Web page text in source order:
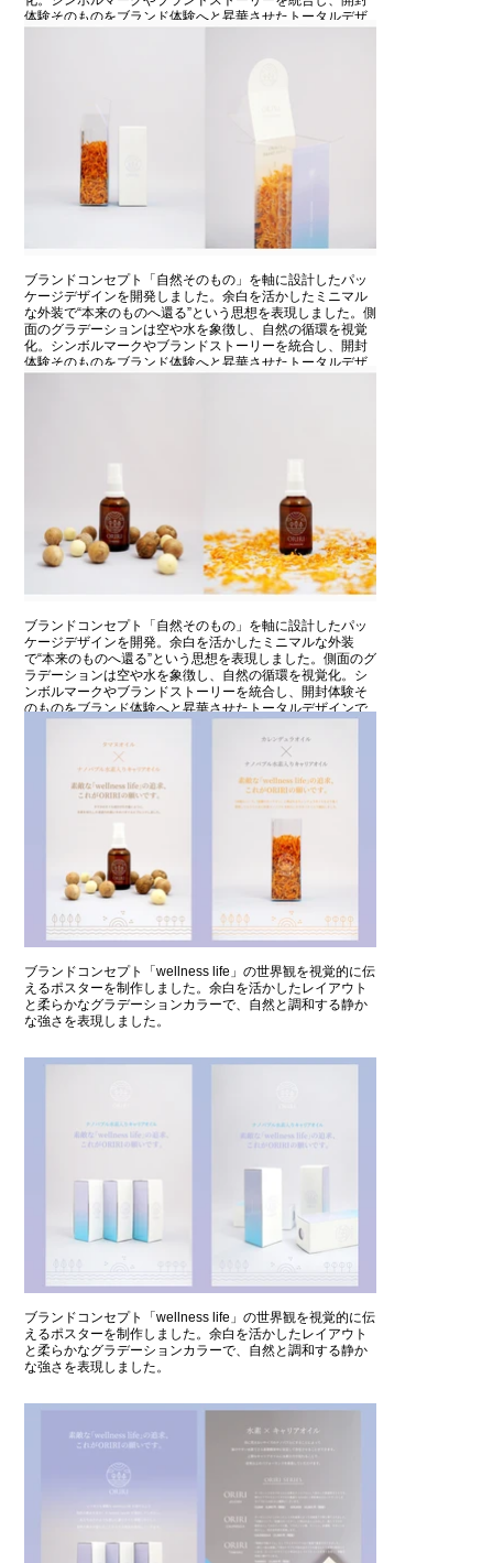
体験そのものをブランド体験へと昇華させたトータルデザ
ブランドコンセプト「自然そのもの」を軸に設計したパッ
ケージデザインを開発しました。余白を活かしたミニマル
な外装で“本来のものへ還る”という思想を表現しました。側
面のグラデーションは空や水を象徴し、自然の循環を視覚
化。シンボルマークやブランドストーリーを統合し、開封
体験そのものをブランド体験へと昇華させたトータルデザ
ブランドコンセプト「自然そのもの」を軸に設計したパッ
ケージデザインを開発。余白を活かしたミニマルな外装
で“本来のものへ還る”という思想を表現しました。側面のグ
ラデーションは空や水を象徴し、自然の循環を視覚化。シ
ンボルマークやブランドストーリーを統合し、開封体験そ
のものをブランド体験へと昇華させたトータルデザインで
ブランドコンセプト「wellness life」の世界観を視覚的に伝
えるポスターを制作しました。余白を活かしたレイアウト
と柔らかなグラデーションカラーで、自然と調和する静か
な強さを表現しました。
ブランドコンセプト「wellness life」の世界観を視覚的に伝
えるポスターを制作しました。余白を活かしたレイアウト
と柔らかなグラデーションカラーで、自然と調和する静か
な強さを表現しました。